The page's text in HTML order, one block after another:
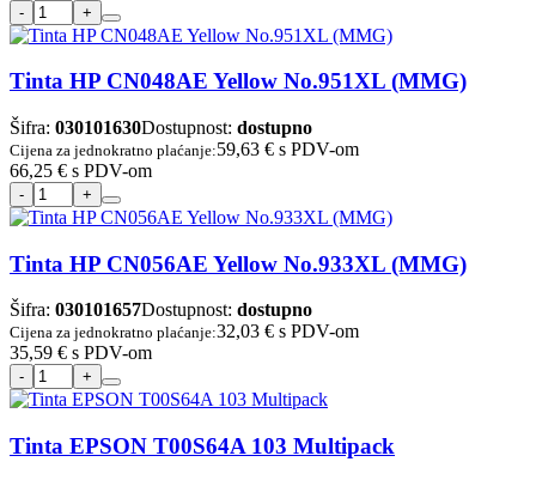
Tinta HP CN048AE Yellow No.951XL (MMG)
Šifra: 030101630Dostupnost: dostupno
Cijena za jednokratno plaćanje:59,63 € s PDV-om
66,25 € s PDV-om
Tinta HP CN056AE Yellow No.933XL (MMG)
Šifra: 030101657Dostupnost: dostupno
Cijena za jednokratno plaćanje:32,03 € s PDV-om
35,59 € s PDV-om
Tinta EPSON T00S64A 103 Multipack